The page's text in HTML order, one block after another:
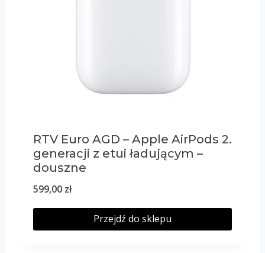
RTV Euro AGD – Apple AirPods 2.
generacji z etui ładującym –
douszne
599,00 zł
Przejdź do sklepu